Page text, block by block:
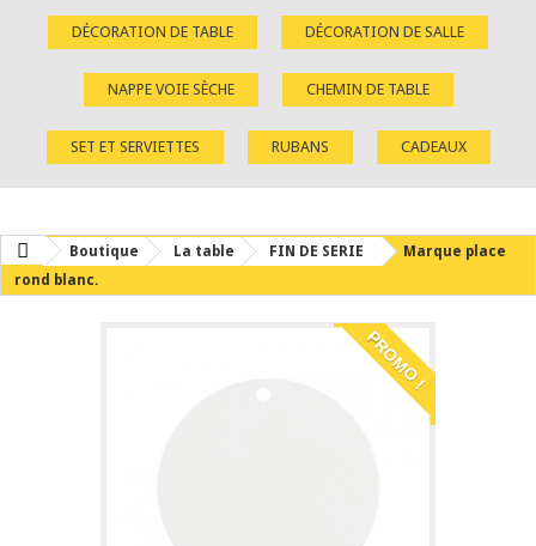
DÉCORATION DE TABLE DÉCORATION DE SALLE
NAPPE VOIE SÈCHE CHEMIN DE TABLE
SET ET SERVIETTES RUBANS CADEAUX
Boutique La table FIN DE SERIE
Marque place
rond blanc.
PROMO !